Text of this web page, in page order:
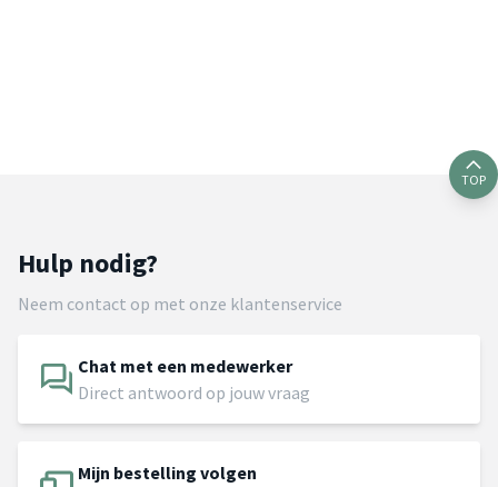
TOP
Hulp nodig?
Neem contact op met onze klantenservice
Chat met een medewerker
Direct antwoord op jouw vraag
Mijn bestelling volgen